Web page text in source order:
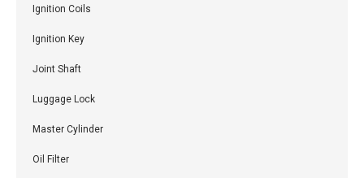
Ignition Coils
Ignition Key
Joint Shaft
Luggage Lock
Master Cylinder
Oil Filter